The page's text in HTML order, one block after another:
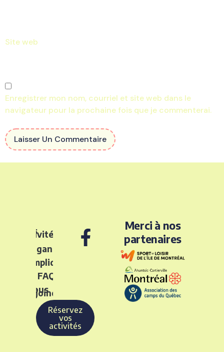
Site web
Enregistrer mon nom, courriel et site web dans le
navigateur pour la prochaine fois que je commenterai.
Nos
activités
L’organisme
S’impliquer
FAQ
Nous
rejoindre
Réservez
vos
activités
Merci à nos
partenaires